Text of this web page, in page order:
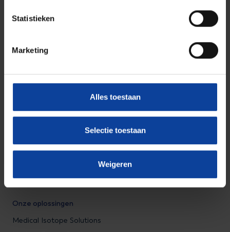
Statistieken
Marketing
Alles toestaan
Selectie toestaan
Weigeren
Aanmelden nieuwsbrief
Onze oplossingen
Medical Isotope Solutions